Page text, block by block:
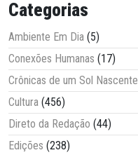
Categorias
Ambiente Em Dia (5)
Conexões Humanas (17)
Crônicas de um Sol Nascente
Cultura (456)
Direto da Redação (44)
Edições (238)